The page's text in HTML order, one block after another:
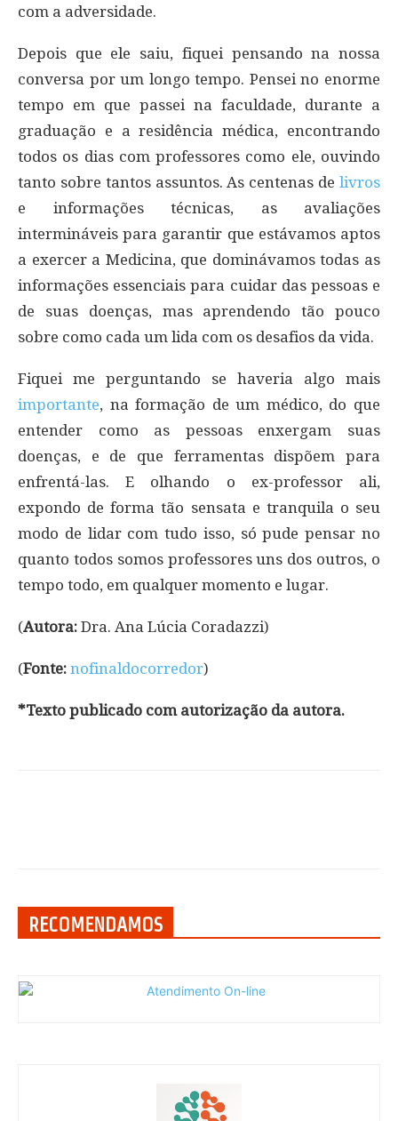
com a adversidade.
Depois que ele saiu, fiquei pensando na nossa
conversa por um longo tempo. Pensei no enorme
tempo em que passei na faculdade, durante a
graduação e a residência médica, encontrando
todos os dias com professores como ele, ouvindo
tanto sobre tantos assuntos. As centenas de livros
e informações técnicas, as avaliações
intermináveis para garantir que estávamos aptos
a exercer a Medicina, que dominávamos todas as
informações essenciais para cuidar das pessoas e
de suas doenças, mas aprendendo tão pouco
sobre como cada um lida com os desafios da vida.
Fiquei me perguntando se haveria algo mais
importante, na formação de um médico, do que
entender como as pessoas enxergam suas
doenças, e de que ferramentas dispõem para
enfrentá-las. E olhando o ex-professor ali,
expondo de forma tão sensata e tranquila o seu
modo de lidar com tudo isso, só pude pensar no
quanto todos somos professores uns dos outros, o
tempo todo, em qualquer momento e lugar.
(Autora: Dra. Ana Lúcia Coradazzi)
(Fonte: nofinaldocorredor)
*Texto publicado com autorização da autora.
RECOMENDAMOS